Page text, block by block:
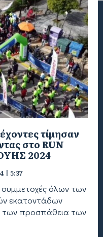
τίμησαν
στο RUN
2024
| 5:37
όλων των
εκατοντάδων
των προσπάθεια των